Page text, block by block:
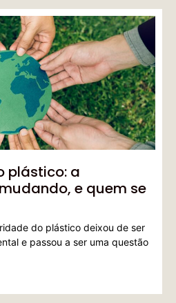
plástico: a
e quem se
do plástico deixou de ser
e passou a ser uma questão